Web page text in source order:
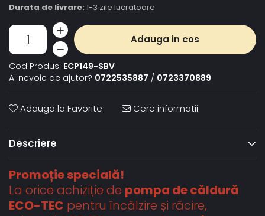
Durata de livrare: 1-3 zile lucratoare
Adauga in cos
Cod Produs: ECP149-SBV
Ai nevoie de ajutor? 0722535887 / 0723370889
Adauga la Favorite Cere informatii
Descriere
Promoție specială!
La orice achiziție de pompa de căldură
ECO-TEC pentru încălzire și răcire,